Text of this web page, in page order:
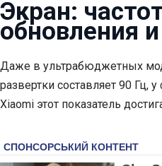
Экран:
обновления
Даже в ультрабюджетных
развертки составляет 90 Гц,
Xiaomi этот показатель